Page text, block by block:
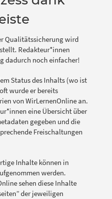
Qualitätssicherung wird
Redakteur*innen
dadurch noch einfacher!
Status des Inhalts (wo ist
wurde er bereits
von WirLernenOnline an.
eine Übersicht über
gegeben und die
Freischaltungen
Inhalte können in
werden.
sehen diese Inhalte
der jeweiligen